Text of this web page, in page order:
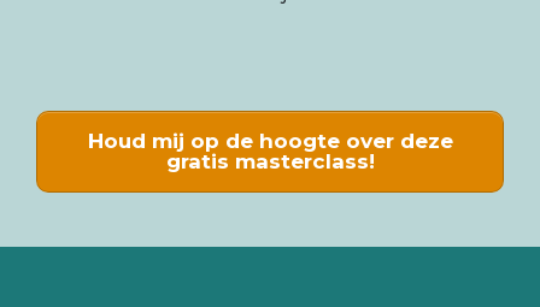
Houd mij op de hoogte over deze
gratis masterclass!